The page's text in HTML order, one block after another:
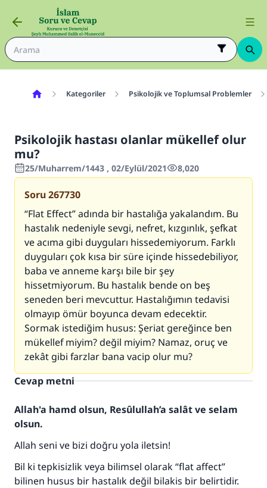
Kategoriler Psikolojik ve Toplumsal Problemler
Psikolojik hastası olanlar mükellef olur
mu?
25/Muharrem/1443 , 02/Eylül/2021 8,020
Soru267730
“Flat Effect” adında bir hastalığa yakalandım. Bu
hastalık nedeniyle sevgi, nefret, kızgınlık, şefkat
ve acıma gibi duyguları hissedemiyorum. Farklı
duyguları çok kısa bir süre içinde hissedebiliyor,
baba ve anneme karşı bile bir şey
hissetmiyorum. Bu hastalık bende on beş
seneden beri mevcuttur. Hastalığımın tedavisi
olmayıp ömür boyunca devam edecektir.
Sormak istediğim husus: Şeriat gereğince ben
mükellef miyim? değil miyim? Namaz, oruç ve
zekât gibi farzlar bana vacip olur mu?
Cevap metni
Allah'a hamd olsun, Resûlullah’a salât ve selam
olsun.
Allah seni ve bizi doğru yola iletsin!
Bil ki tepkisizlik veya bilimsel olarak “flat affect”
bilinen husus bir hastalık değil bilakis bir belirtidir.